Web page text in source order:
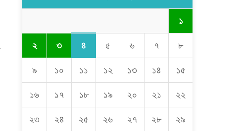
১
২ ৩ ৪ ৫ ৬ ৭ ৮
৯ ১০ ১১ ১২ ১৩ ১৪ ১৫
১৬ ১৭ ১৮ ১৯ ২০ ২১ ২২
২৩ ২৪ ২৫ ২৬ ২৭ ২৮ ২৯